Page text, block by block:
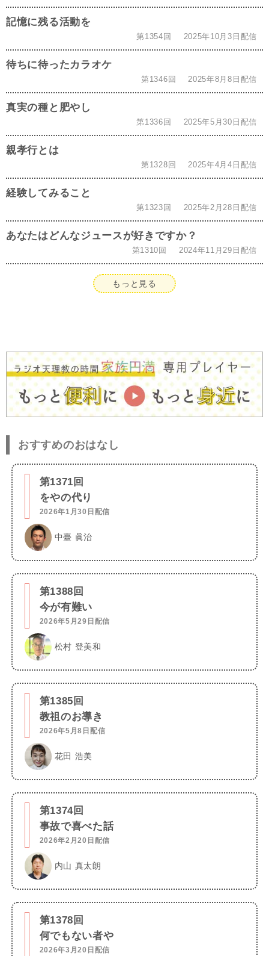
記憶に残る活動を
第1354回 2025年10月3日配信
待ちに待ったカラオケ
第1346回 2025年8月8日配信
真実の種と肥やし
第1336回 2025年5月30日配信
親孝行とは
第1328回 2025年4月4日配信
経験してみること
第1323回 2025年2月28日配信
あなたはどんなジュースが好きですか？
第1310回 2024年11月29日配信
もっと見る
おすすめのおはなし
第1371回
をやの代り
2026年1月30日配信
中臺 眞治
第1388回
今が有難い
2026年5月29日配信
松村 登美和
第1385回
教祖のお導き
2026年5月8日配信
花田 浩美
第1374回
事故で喜べた話
2026年2月20日配信
内山 真太朗
第1378回
何でもない者や
2026年3月20日配信